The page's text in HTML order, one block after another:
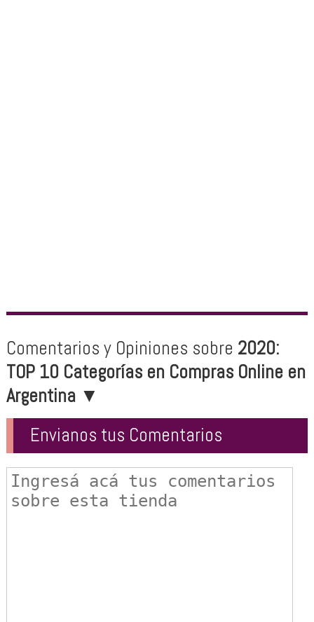
Comentarios y Opiniones sobre 2020:
TOP 10 Categorías en Compras Online en
Argentina ▼
Envianos tus Comentarios